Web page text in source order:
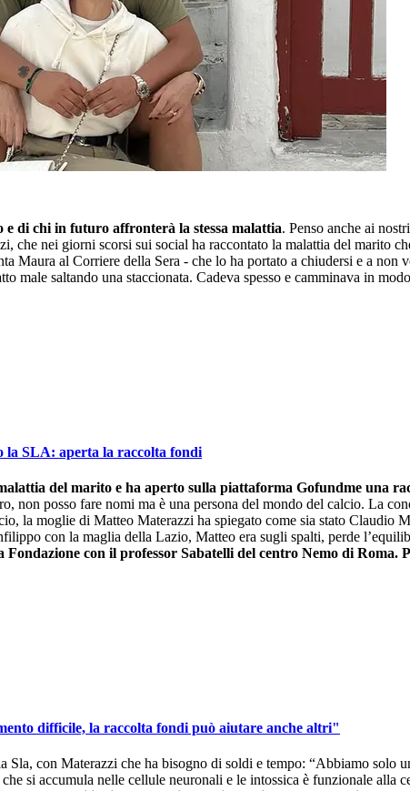
di chi in futuro affronterà la stessa malattia. Penso anche ai
che nei giorni scorsi sui social ha raccontato la malattia del marito
Maura al Corriere della Sera - che lo ha portato a chiudersi e a
male saltando una staccionata. Cadeva spesso e camminava in
la SLA: aperta la raccolta fondi
del marito e ha aperto sulla piattaforma Gofundme una
non posso fare nomi ma è una persona del mondo del calcio. La
la moglie di Matteo Materazzi ha spiegato come sia stato
con la maglia della Lazio, Matteo era sugli spalti, perde
Fondazione con il professor Sabatelli del centro Nemo di Roma.
difficile, la raccolta fondi può aiutare anche altri"
con Materazzi che ha bisogno di soldi e tempo: “Abbiamo solo
si accumula nelle cellule neuronali e le intossica è funzionale